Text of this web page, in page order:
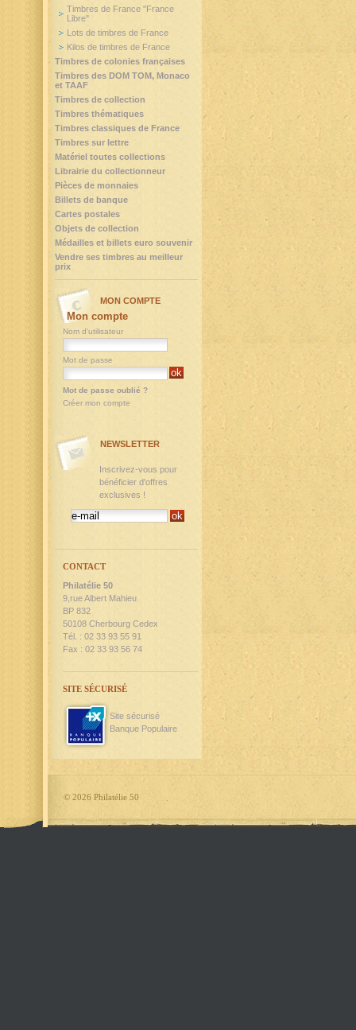
Timbres de France "France
Libre"
Lots de timbres de France
Kilos de timbres de France
Timbres de colonies françaises
Timbres des DOM TOM, Monaco
et TAAF
Timbres de collection
Timbres thématiques
Timbres classiques de France
Timbres sur lettre
Matériel toutes collections
Librairie du collectionneur
Pièces de monnaies
Billets de banque
Cartes postales
Objets de collection
Médailles et billets euro souvenir
Vendre ses timbres au meilleur
prix
MON COMPTE
Mon compte
Nom d'utilisateur
Mot de passe
Mot de passe oublié ?
Créer mon compte
NEWSLETTER
Inscrivez-vous pour
bénéficier d'offres
exclusives !
CONTACT
Philatélie 50
9,rue Albert Mahieu
BP 832
50108 Cherbourg Cedex
Tél. : 02 33 93 55 91
Fax : 02 33 93 56 74
SITE SÉCURISÉ
Site sécurisé
Banque Populaire
© 2026 Philatélie 50